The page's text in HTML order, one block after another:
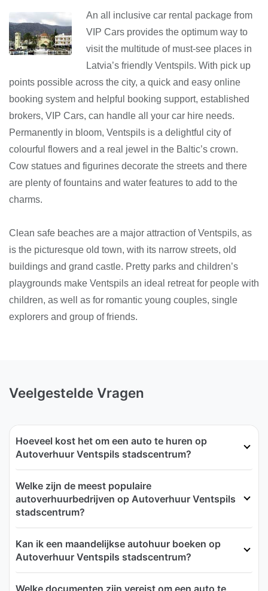
An all inclusive car rental package from
VIP Cars provides the optimum way to
visit the multitude of must-see places in
Latvia’s friendly Ventspils. With pick up
points possible across the city, a quick and easy online
booking system and helpful booking support, established
brokers, VIP Cars, can handle all your car hire needs.
Permanently in bloom, Ventspils is a delightful city of
colourful flowers and a real jewel in the Baltic’s crown.
Cow statues and figurines decorate the streets and there
are plenty of fountains and water features to add to the
charms.
Clean safe beaches are a major attraction of Ventspils, as
is the picturesque old town, with its narrow streets, old
buildings and grand castle. Pretty parks and children’s
playgrounds make Ventspils an ideal retreat for people with
children, as well as for romantic young couples, single
explorers and group of friends.
Veelgestelde Vragen
Hoeveel kost het om een auto te huren op
Autoverhuur Ventspils stadscentrum?
Welke zijn de meest populaire
autoverhuurbedrijven op Autoverhuur Ventspils
stadscentrum?
Kan ik een maandelijkse autohuur boeken op
Autoverhuur Ventspils stadscentrum?